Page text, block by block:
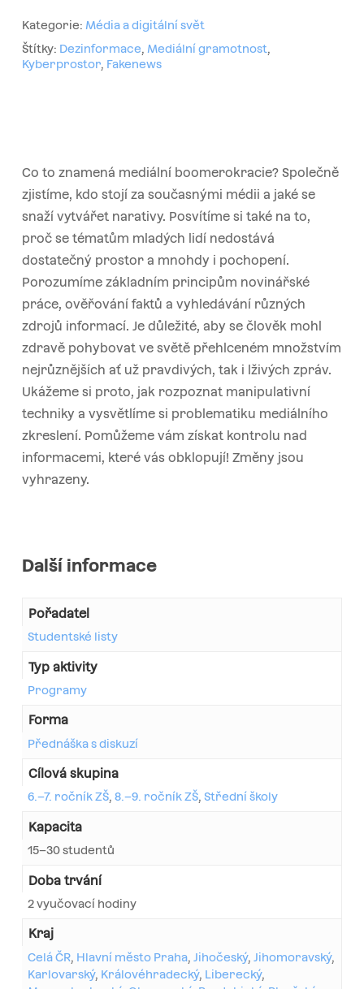
Kategorie: Média a digitální svět
Štítky: Dezinformace, Mediální gramotnost,
Kyberprostor, Fakenews
Co to znamená mediální boomerokracie? Společně
zjistíme, kdo stojí za současnými médii a jaké se
snaží vytvářet narativy. Posvítíme si také na to,
proč se tématům mladých lidí nedostává
dostatečný prostor a mnohdy i pochopení.
Porozumíme základním principům novinářské
práce, ověřování faktů a vyhledávání různých
zdrojů informací. Je důležité, aby se člověk mohl
zdravě pohybovat ve světě přehlceném množstvím
nejrůznějších ať už pravdivých, tak i lživých zpráv.
Ukážeme si proto, jak rozpoznat manipulativní
techniky a vysvětlíme si problematiku mediálního
zkreslení. Pomůžeme vám získat kontrolu nad
informacemi, které vás obklopují! Změny jsou
vyhrazeny.
Další informace
Pořadatel
Studentské listy
Typ aktivity
Programy
Forma
Přednáška s diskuzí
Cílová skupina
6.–7. ročník ZŠ, 8.–9. ročník ZŠ, Střední školy
Kapacita
15–30 studentů
Doba trvání
2 vyučovací hodiny
Kraj
Celá ČR, Hlavní město Praha, Jihočeský, Jihomoravský,
Karlovarský, Královéhradecký, Liberecký,